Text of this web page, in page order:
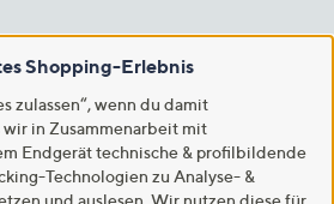
Shopping-Erlebnis
zulassen“, wenn du damit
in Zusammenarbeit mit
Endgerät technische & profilbildende
Technologien zu Analyse- &
und auslesen. Wir nutzen diese für